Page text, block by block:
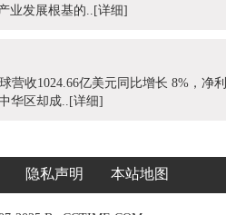
业发展根基的.. [详细]
收1024.66亿美元同比增长 8%，净
华区却成.. [详细]
隐私声明 本站地图